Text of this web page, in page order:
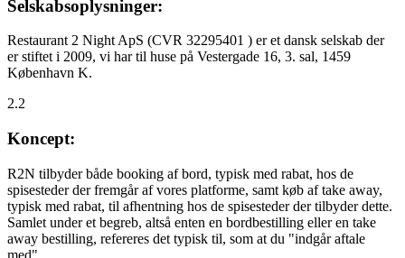
Selskabsoplysninger:
Restaurant 2 Night ApS (CVR 32295401 ) er et dansk selskab der
er stiftet i 2009, vi har til huse på Vestergade 16, 3. sal, 1459
København K.
2.2
Koncept:
R2N tilbyder både booking af bord, typisk med rabat, hos de
spisesteder der fremgår af vores platforme, samt køb af take away,
typisk med rabat, til afhentning hos de spisesteder der tilbyder dette.
Samlet under et begreb, altså enten en bordbestilling eller en take
away bestilling, refereres det typisk til, som at du "indgår aftale
med".